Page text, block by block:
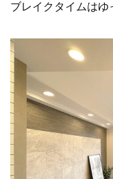
ブレイクタイムはゆ